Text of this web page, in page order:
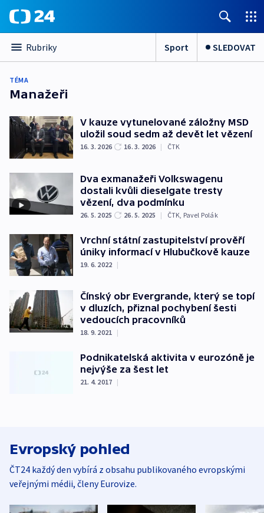
Rubriky Sport SLEDOVAT
TÉMA
Manažeři
V kauze vytunelované záložny MSD
uložil soud sedm až devět let vězení
16. 3. 2026 16. 3. 2026 | ČTK
Dva exmanažeři Volkswagenu
dostali kvůli dieselgate tresty
vězení, dva podmínku
26. 5. 2025 26. 5. 2025 | ČTK Pavel Polák
Vrchní státní zastupitelství prověří
úniky informací v Hlubučkově kauze
19. 6. 2022 |
Čínský obr Evergrande, který se topí
v dluzích, přiznal pochybení šesti
vedoucích pracovníků
18. 9. 2021 |
Podnikatelská aktivita v eurozóně je
nejvýše za šest let
21. 4. 2017 |
Evropský pohled
ČT24 každý den vybírá z obsahu publikovaného evropskými
veřejnými médii, členy Eurovize.